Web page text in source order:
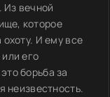
Из вечной
которое
И ему все
его
борьба за
неизвестность.